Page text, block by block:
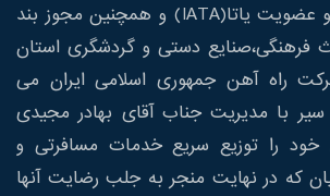
هواپیمایی کشوری و عضویت یاتا(IATA) و همچنین مجوز بند
فرهنگی،صنایع دستی و گردشگری استان
راه آهن جمهوری اسلامی ایران می
با مدیریت جناب آقای بهادر مجیدی
را توزیع سریع خدمات مسافرتی و
که در نهایت منجر به جلب رضایت آنها